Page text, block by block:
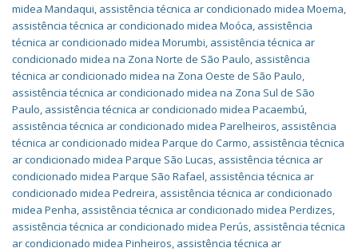
midea Mandaqui, assistência técnica ar condicionado midea Moema,
assistência técnica ar condicionado midea Moóca, assistência
técnica ar condicionado midea Morumbi, assistência técnica ar
condicionado midea na Zona Norte de São Paulo, assistência
técnica ar condicionado midea na Zona Oeste de São Paulo,
assistência técnica ar condicionado midea na Zona Sul de São
Paulo, assistência técnica ar condicionado midea Pacaembú,
assistência técnica ar condicionado midea Parelheiros, assistência
técnica ar condicionado midea Parque do Carmo, assistência técnica
ar condicionado midea Parque São Lucas, assistência técnica ar
condicionado midea Parque São Rafael, assistência técnica ar
condicionado midea Pedreira, assistência técnica ar condicionado
midea Penha, assistência técnica ar condicionado midea Perdizes,
assistência técnica ar condicionado midea Perús, assistência técnica
ar condicionado midea Pinheiros, assistência técnica ar